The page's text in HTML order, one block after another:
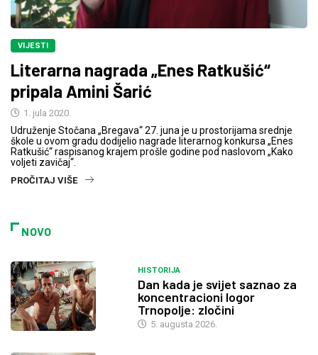
VIJESTI
Literarna nagrada „Enes Ratkušić“
pripala Amini Šarić
1. jula 2020.
Udruženje Stočana „Bregava“ 27. juna je u prostorijama srednje
škole u ovom gradu dodijelio nagrade literarnog konkursa „Enes
Ratkušić“ raspisanog krajem prošle godine pod naslovom „Kako
voljeti zavičaj“.
PROČITAJ VIŠE
NOVO
HISTORIJA
Dan kada je svijet saznao za
koncentracioni logor
Trnopolje: zločini
5. augusta 2026.